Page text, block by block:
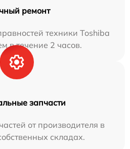
ремонт
техники Toshiba
в течение 2 часов.
запчасти
от производителя в
складах.